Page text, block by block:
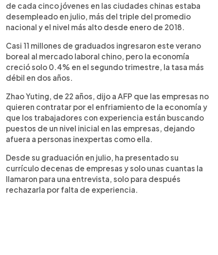
de cada cinco jóvenes en las ciudades chinas estaba
desempleado en julio, más del triple del promedio
nacional y el nivel más alto desde enero de 2018.
Casi 11 millones de graduados ingresaron este verano
boreal al mercado laboral chino, pero la economía
creció solo 0.4% en el segundo trimestre, la tasa más
débil en dos años.
Zhao Yuting, de 22 años, dijo a AFP que las empresas no
quieren contratar por el enfriamiento de la economía y
que los trabajadores con experiencia están buscando
puestos de un nivel inicial en las empresas, dejando
afuera a personas inexpertas como ella.
Desde su graduación en julio, ha presentado su
currículo decenas de empresas y solo unas cuantas la
llamaron para una entrevista, solo para después
rechazarla por falta de experiencia.